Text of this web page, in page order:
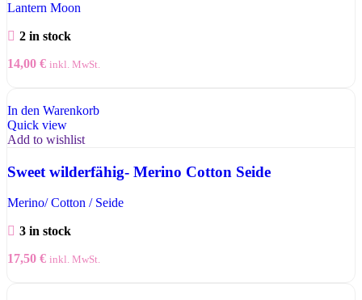
Lantern Moon
2 in stock
14,00 € inkl. MwSt.
In den Warenkorb
Quick view
Add to wishlist
Sweet wilderfähig- Merino Cotton Seide
Merino/ Cotton / Seide
3 in stock
17,50 € inkl. MwSt.